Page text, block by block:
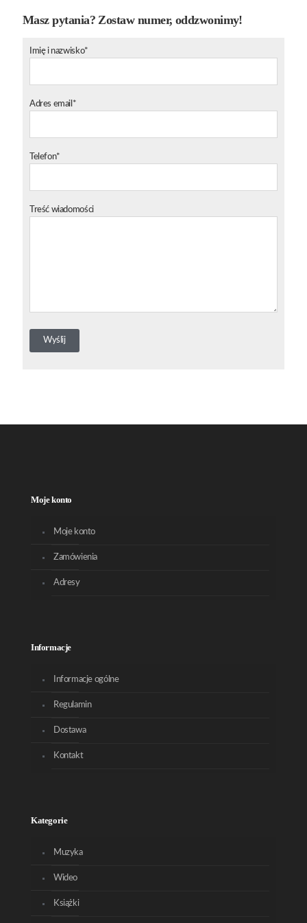
Masz pytania? Zostaw numer, oddzwonimy!
Imię i nazwisko*
Adres email*
Telefon*
Treść wiadomości
Moje konto
Moje konto
Zamówienia
Adresy
Informacje
Informacje ogólne
Regulamin
Dostawa
Kontakt
Kategorie
Muzyka
Wideo
Książki